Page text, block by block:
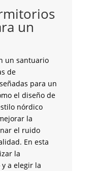
un
un santuario
de
para un
el diseño de
nórdico
la
el ruido
En esta
la
a elegir la